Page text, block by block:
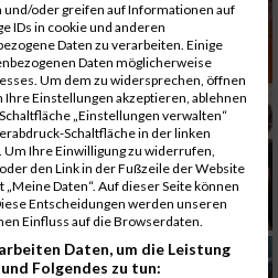
oder greifen auf Informationen auf
IDs in cookie und anderen
Daten zu verarbeiten. Einige
Daten möglicherweise
Um dem zu widersprechen, öffnen
Ihre Einstellungen akzeptieren, ablehnen
„Einstellungen verwalten“
Schaltfläche in der linken
Ihre Einwilligung zu widerrufen,
den Link in der Fußzeile der Website
Daten“. Auf dieser Seite können
Entscheidungen werden unseren
Einfluss auf die Browserdaten.
Daten, um die Leistung
Folgendes zu tun: